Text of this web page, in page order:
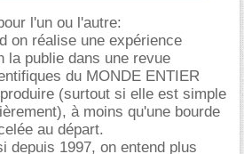
l'un ou l'autre:
on réalise une expérience
la publie dans une revue
du MONDE ENTIER
(surtout si elle est simple
à moins qu'une bourde
au départ.
depuis 1997, on entend plus